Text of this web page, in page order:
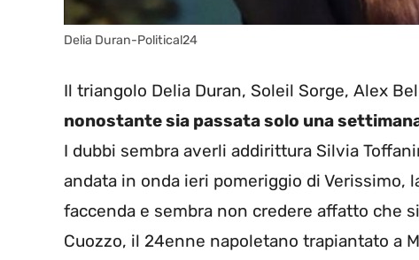
Delia Duran-Political24
Il triangolo Delia Duran, Soleil Sorge, Alex
nonostante sia passata solo una
I dubbi sembra averli addirittura Silvia
andata in onda ieri pomeriggio di Verissimo,
faccenda e sembra non credere affatto che
Cuozzo, il 24enne napoletano trapiantato a